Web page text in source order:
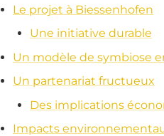
Le projet à Biessenhofen
Une initiative durable
Un modèle de symbiose
Un partenariat fructueux
Des implications
Impacts